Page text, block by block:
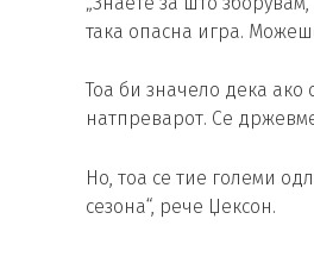
така опасна игра.
Тоа би значело дека ако
натпреварот. Се
Но, тоа се тие големи
сезона“, рече Џексон.